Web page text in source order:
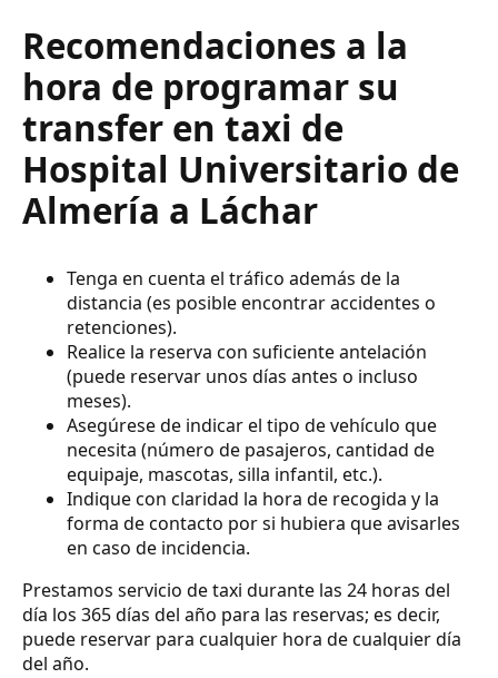
Recomendaciones a la
hora de programar su
transfer en taxi de
Hospital Universitario de
Almería a Láchar
Tenga en cuenta el tráfico además de la
distancia (es posible encontrar accidentes o
retenciones).
Realice la reserva con suficiente antelación
(puede reservar unos días antes o incluso
meses).
Asegúrese de indicar el tipo de vehículo que
necesita (número de pasajeros, cantidad de
equipaje, mascotas, silla infantil, etc.).
Indique con claridad la hora de recogida y la
forma de contacto por si hubiera que avisarles
en caso de incidencia.
Prestamos servicio de taxi durante las 24 horas del
día los 365 días del año para las reservas; es decir,
puede reservar para cualquier hora de cualquier día
del año.